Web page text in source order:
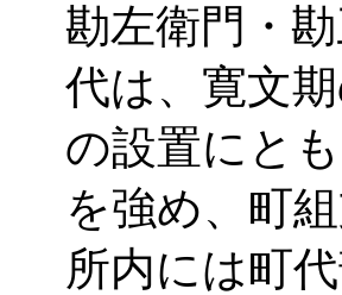
勘左衛門・
代は、寛文
の設置にと
を強め、町
所内には町